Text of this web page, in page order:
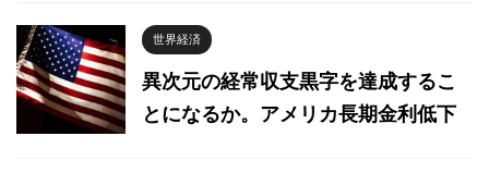
世界経済
異次元の経常収支黒字を達成するこ
とになるか。アメリカ長期金利低下